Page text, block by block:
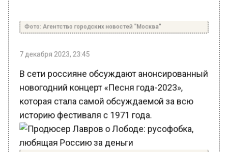
В сети россияне обсуждают анонсированный
новогодний концерт «Песня года-2023»,
которая стала самой обсуждаемой за всю
историю фестиваля с 1971 года.